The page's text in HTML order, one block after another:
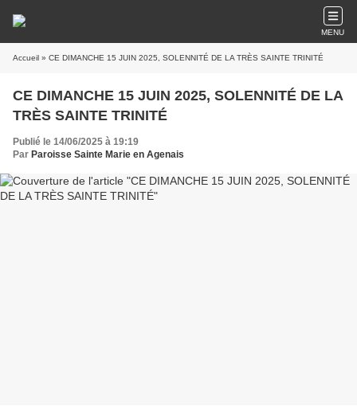
MENU
Accueil » CE DIMANCHE 15 JUIN 2025, SOLENNITÉ DE LA TRÈS SAINTE TRINITÉ
CE DIMANCHE 15 JUIN 2025, SOLENNITÉ DE LA
TRÈS SAINTE TRINITÉ
Publié le 14/06/2025 à 19:19
Par Paroisse Sainte Marie en Agenais